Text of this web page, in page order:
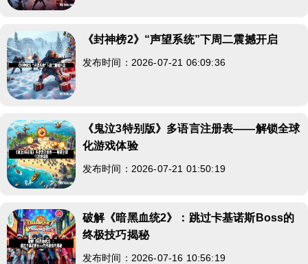
《封神榜2》“声望系统”下周二震撼开启
发布时间：2026-07-21 06:09:36
《鬼泣3特别版》多语言注册表——解锁全球
化游戏体验
发布时间：2026-07-21 01:50:19
破解《暗黑血统2》：跳过卡基诺斯Boss的
终极技巧揭秘
发布时间：2026-07-16 10:56:19